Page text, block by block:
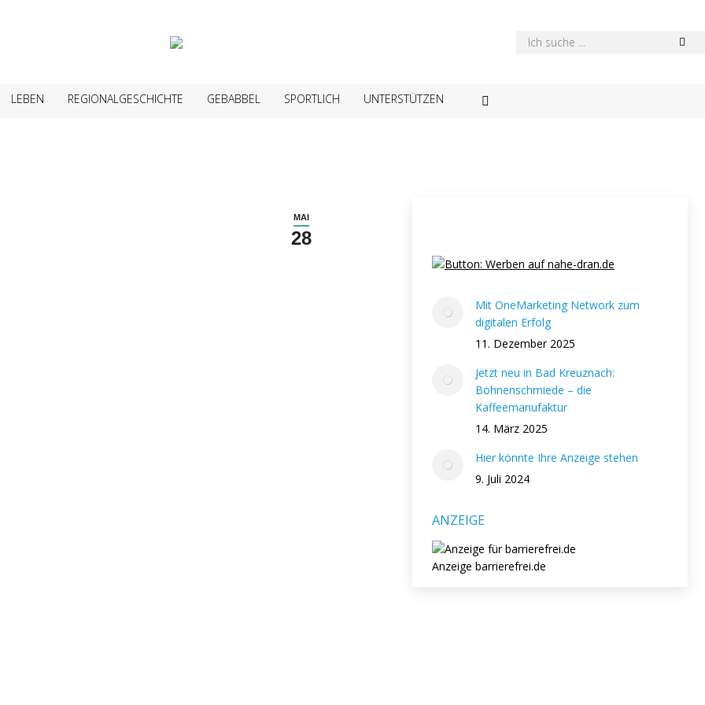
LEBEN REGIONALGESCHICHTE GEBABBEL SPORTLICH UNTERSTÜTZEN
MAI
28
Mit OneMarketing Network zum
digitalen Erfolg
11. Dezember 2025
Jetzt neu in Bad Kreuznach:
Bohnenschmiede – die
Kaffeemanufaktur
14. März 2025
Hier könnte Ihre Anzeige stehen
9. Juli 2024
ANZEIGE
Anzeige barrierefrei.de